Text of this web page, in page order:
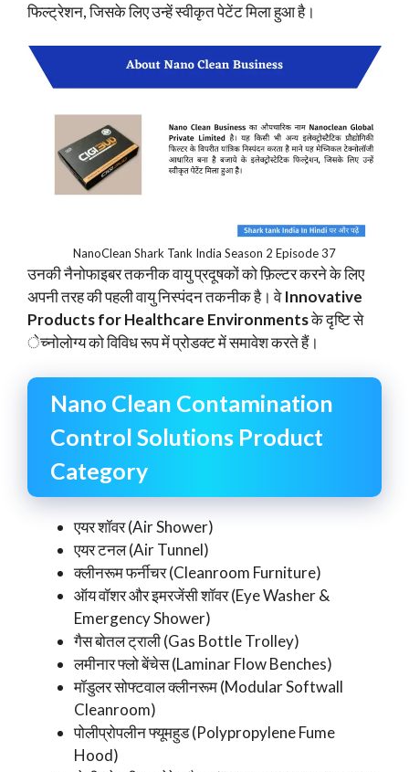
फिल्ट्रेशन, जिसके लिए उन्हें स्वीकृत पेटेंट मिला हुआ है।
NanoClean Shark Tank India Season 2 Episode 37
उनकी नैनोफाइबर तकनीक वायु प्रदूषकों को फ़िल्टर करने के लिए
अपनी तरह की पहली वायु निस्पंदन तकनीक है। वेInnovative
Products for Healthcare Environmentsके दृष्टि से
ेच्नोलोग्य को विविध रूप में प्रोडक्ट में समावेश करते हैं।
Nano Clean Contamination
Control Solutions Product
Category
एयर शॉवर (Air Shower)
एयर टनल (Air Tunnel)
क्लीनरूम फर्नीचर (Cleanroom Furniture)
ऑय वॉशर और इमरजेंसी शॉवर (Eye Washer &
Emergency Shower)
गैस बोतल ट्राली (Gas Bottle Trolley)
लमीनार फ्लो बेंचेस (Laminar Flow Benches)
मॉडुलर सोफ्टवाल क्लीनरूम (Modular Softwall
Cleanroom)
पोलीप्रोपलीन फ्यूमहुड (Polypropylene Fume
Hood)